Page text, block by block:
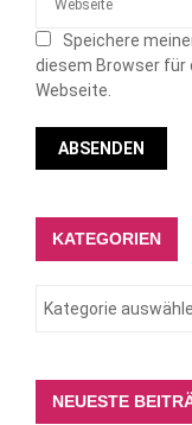
Speichere
diesem Browser für
Webseite.
KATEGORIEN
NEUESTE